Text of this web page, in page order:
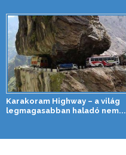
Karakoram Highway – a világ
legmagasabban haladó nem...